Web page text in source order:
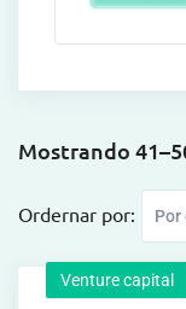
Mostrando
Ordernar por:
Venture capital